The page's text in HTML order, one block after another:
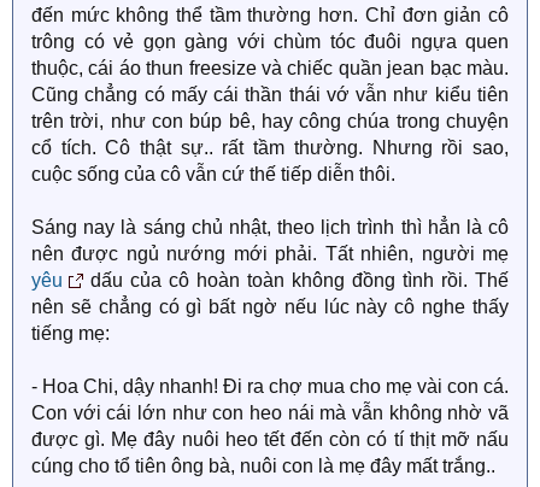
đến mức không thể tầm thường hơn. Chỉ đơn giản cô
trông có vẻ gọn gàng với chùm tóc đuôi ngựa quen
thuộc, cái áo thun freesize và chiếc quần jean bạc màu.
Cũng chẳng có mấy cái thần thái vớ vẫn như kiểu tiên
trên trời, như con búp bê, hay công chúa trong chuyện
cổ tích. Cô thật sự.. rất tầm thường. Nhưng rồi sao,
cuộc sống của cô vẫn cứ thế tiếp diễn thôi.
Sáng nay là sáng chủ nhật, theo lịch trình thì hẳn là cô
nên được ngủ nướng mới phải. Tất nhiên, người mẹ
yêu
dấu của cô hoàn toàn không đồng tình rồi. Thế
nên sẽ chẳng có gì bất ngờ nếu lúc này cô nghe thấy
tiếng mẹ:
- Hoa Chi, dậy nhanh! Đi ra chợ mua cho mẹ vài con cá.
Con với cái lớn như con heo nái mà vẫn không nhờ vã
được gì. Mẹ đây nuôi heo tết đến còn có tí thịt mỡ nấu
cúng cho tổ tiên ông bà, nuôi con là mẹ đây mất trắng..